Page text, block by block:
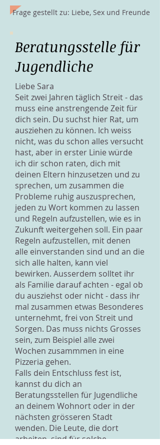
Frage gestellt zu: Liebe, Sex und Freunde
Beratungsstelle für
Jugendliche
Liebe Sara
Seit zwei Jahren täglich Streit - das
muss eine anstrengende Zeit für
dich sein. Du suchst hier Rat, um
ausziehen zu können. Ich weiss
nicht, was du schon alles versucht
hast, aber in erster Linie würde
ich dir schon raten, dich mit
deinen Eltern hinzusetzen und zu
sprechen, um zusammen die
Probleme ruhig auszusprechen,
jeden zu Wort kommen zu lassen
und Regeln aufzustellen, wie es in
Zukunft weitergehen soll. Ein paar
Regeln aufzustellen, mit denen
alle einverstanden sind und an die
sich alle halten, kann viel
bewirken. Ausserdem solltet ihr
als Familie darauf achten - egal ob
du ausziehst oder nicht - dass ihr
mal zusammen etwas Besonderes
unternehmt, frei von Streit und
Sorgen. Das muss nichts Grosses
sein, zum Beispiel alle zwei
Wochen zusammmen in eine
Pizzeria gehen.
Falls dein Entschluss fest ist,
kannst du dich an
Beratungsstellen für Jugendliche
an deinem Wohnort oder in der
nächsten grösseren Stadt
wenden. Die Leute, die dort
arbeiten, sind für solche